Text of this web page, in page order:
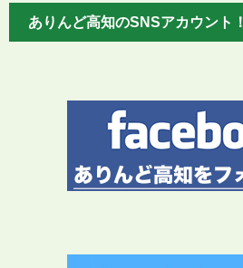
ありんど高知のSNSアカウント！